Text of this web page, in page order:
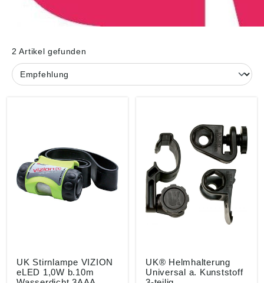
2 Artikel gefunden
UK Stirnlampe VIZION
eLED 1,0W b.10m
UK® Helmhalterung
Universal a. Kunststoff